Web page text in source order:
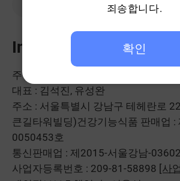
Info
주식회사 헥토헬스케어
대표 : 김석진, 유성완
주소 : 서울특별시 강남구 테헤란로
큰길타워빌딩)건강기능식품 판매업 :
0050453호
통신판매업 : 제2015-서울강남-
사업자등록번호 : 209-81-58898 [사
죄송합니다.
확인